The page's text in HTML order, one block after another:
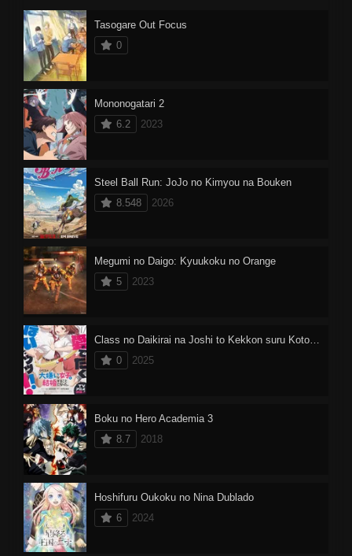
Tasogare Out Focus
0
Mononogatari 2
6.2
2023
Steel Ball Run: JoJo no Kimyou na Bouken
8.548
2026
Megumi no Daigo: Kyuukoku no Orange
5
2023
0
2025
Boku no Hero Academia 3
8.7
2018
Hoshifuru Oukoku no Nina Dublado
6
2024